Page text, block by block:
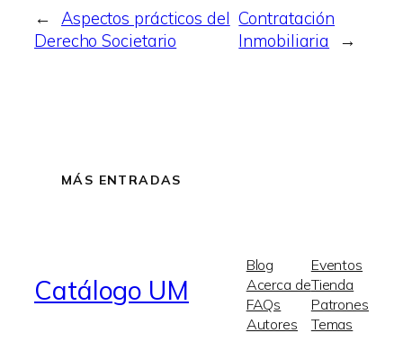
←
Aspectos prácticos del
Derecho Societario
Contratación
Inmobiliaria
→
MÁS ENTRADAS
Catálogo UM
Blog
Acerca de
FAQs
Autores
Eventos
Tienda
Patrones
Temas